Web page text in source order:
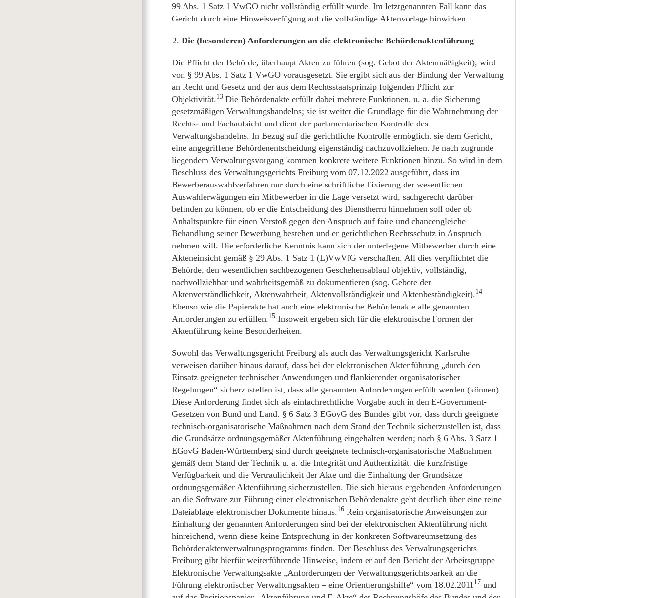
99 Abs. 1 Satz 1 VwGO nicht vollständig erfüllt wurde. Im letztgenannten Fall kann das
Gericht durch eine Hinweisverfügung auf die vollständige Aktenvorlage hinwirken.
Die (besonderen) Anforderungen an die elektronische Behördenaktenführung
Die Pflicht der Behörde, überhaupt Akten zu führen (sog. Gebot der Aktenmäßigkeit), wird
von § 99 Abs. 1 Satz 1 VwGO vorausgesetzt. Sie ergibt sich aus der Bindung der Verwaltung
an Recht und Gesetz und der aus dem Rechtsstaatsprinzip folgenden Pflicht zur
Objektivität.13 Die Behördenakte erfüllt dabei mehrere Funktionen, u. a. die Sicherung
gesetzmäßigen Verwaltungshandelns; sie ist weiter die Grundlage für die Wahrnehmung der
Rechts- und Fachaufsicht und dient der parlamentarischen Kontrolle des
Verwaltungshandelns. In Bezug auf die gerichtliche Kontrolle ermöglicht sie dem Gericht,
eine angegriffene Behördenentscheidung eigenständig nachzuvollziehen. Je nach zugrunde
liegendem Verwaltungsvorgang kommen konkrete weitere Funktionen hinzu. So wird in dem
Beschluss des Verwaltungsgerichts Freiburg vom 07.12.2022 ausgeführt, dass im
Bewerberauswahlverfahren nur durch eine schriftliche Fixierung der wesentlichen
Auswahlerwägungen ein Mitbewerber in die Lage versetzt wird, sachgerecht darüber
befinden zu können, ob er die Entscheidung des Dienstherrn hinnehmen soll oder ob
Anhaltspunkte für einen Verstoß gegen den Anspruch auf faire und chancengleiche
Behandlung seiner Bewerbung bestehen und er gerichtlichen Rechtsschutz in Anspruch
nehmen will. Die erforderliche Kenntnis kann sich der unterlegene Mitbewerber durch eine
Akteneinsicht gemäß § 29 Abs. 1 Satz 1 (L)VwVfG verschaffen. All dies verpflichtet die
Behörde, den wesentlichen sachbezogenen Geschehensablauf objektiv, vollständig,
nachvollziehbar und wahrheitsgemäß zu dokumentieren (sog. Gebote der
Aktenverständlichkeit, Aktenwahrheit, Aktenvollständigkeit und Aktenbeständigkeit).14
Ebenso wie die Papierakte hat auch eine elektronische Behördenakte alle genannten
Anforderungen zu erfüllen.15 Insoweit ergeben sich für die elektronische Formen der
Aktenführung keine Besonderheiten.
Sowohl das Verwaltungsgericht Freiburg als auch das Verwaltungsgericht Karlsruhe
verweisen darüber hinaus darauf, dass bei der elektronischen Aktenführung „durch den
Einsatz geeigneter technischer Anwendungen und flankierender organisatorischer
Regelungen“ sicherzustellen ist, dass alle genannten Anforderungen erfüllt werden (können).
Diese Anforderung findet sich als einfachrechtliche Vorgabe auch in den E-Government-
Gesetzen von Bund und Land. § 6 Satz 3 EGovG des Bundes gibt vor, dass durch geeignete
technisch-organisatorische Maßnahmen nach dem Stand der Technik sicherzustellen ist, dass
die Grundsätze ordnungsgemäßer Aktenführung eingehalten werden; nach § 6 Abs. 3 Satz 1
EGovG Baden-Württemberg sind durch geeignete technisch-organisatorische Maßnahmen
gemäß dem Stand der Technik u. a. die Integrität und Authentizität, die kurzfristige
Verfügbarkeit und die Vertraulichkeit der Akte und die Einhaltung der Grundsätze
ordnungsgemäßer Aktenführung sicherzustellen. Die sich hieraus ergebenden Anforderungen
an die Software zur Führung einer elektronischen Behördenakte geht deutlich über eine reine
Dateiablage elektronischer Dokumente hinaus.16 Rein organisatorische Anweisungen zur
Einhaltung der genannten Anforderungen sind bei der elektronischen Aktenführung nicht
hinreichend, wenn diese keine Entsprechung in der konkreten Softwareumsetzung des
Behördenaktenverwaltungsprogramms finden. Der Beschluss des Verwaltungsgerichts
Freiburg gibt hierfür weiterführende Hinweise, indem er auf den Bericht der Arbeitsgruppe
Elektronische Verwaltungsakte „Anforderungen der Verwaltungsgerichtsbarkeit an die
Führung elektronischer Verwaltungsakten – eine Orientierungshilfe“ vom 18.02.201117 und